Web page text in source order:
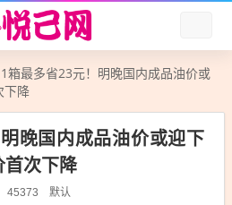
1箱最多省23元！明晚国内成品油价或
下降
晚国内成品油价或迎下
首次下降
45373 默认